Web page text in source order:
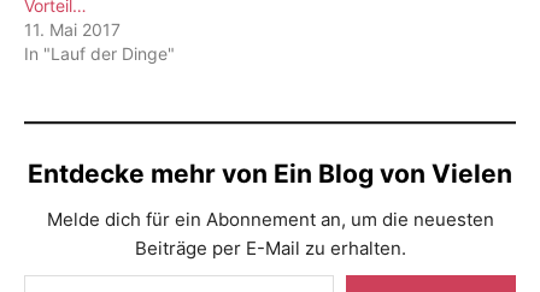
Vorteil…
11. Mai 2017
In "Lauf der Dinge"
Entdecke mehr von Ein Blog von Vielen
Melde dich für ein Abonnement an, um die neuesten
Beiträge per E-Mail zu erhalten.
Gib deine E-Mail-Adresse ein ...